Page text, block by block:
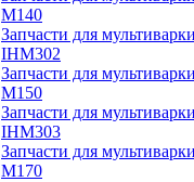
M140
Запчасти для
IHM302
Запчасти для
M150
Запчасти для
IHM303
Запчасти для
M170